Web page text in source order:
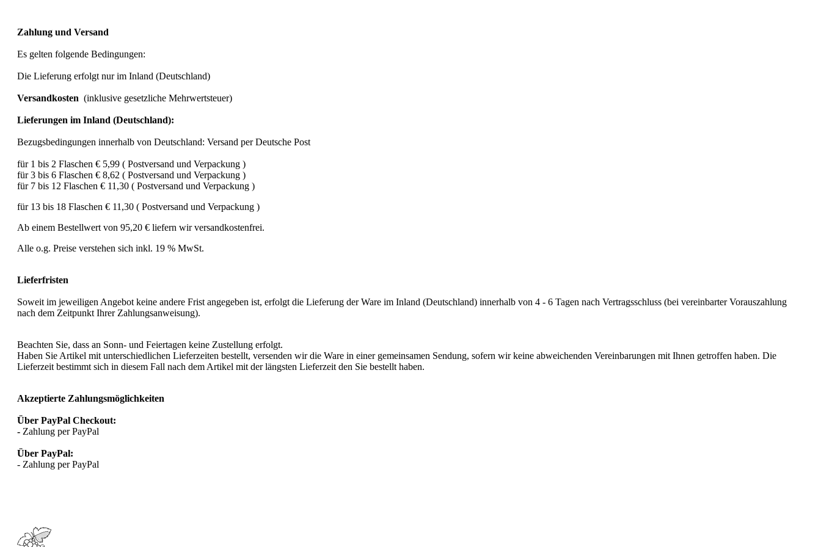
Zahlung und Versand
Es gelten folgende Bedingungen:
Die Lieferung erfolgt nur im Inland (Deutschland)
Versandkosten (inklusive gesetzliche Mehrwertsteuer)
Lieferungen im Inland (Deutschland):
Bezugsbedingungen innerhalb von Deutschland: Versand per Deutsche Post
für 1 bis 2 Flaschen € 5,99 ( Postversand und Verpackung )
für 3 bis 6 Flaschen € 8,62 ( Postversand und Verpackung )
für 7 bis 12 Flaschen € 11,30 ( Postversand und Verpackung )
für 13 bis 18 Flaschen € 11,30 ( Postversand und Verpackung )
Ab einem Bestellwert von 95,20 € liefern wir versandkostenfrei.
Alle o.g. Preise verstehen sich inkl. 19 % MwSt.
Lieferfristen
Soweit im jeweiligen Angebot keine andere Frist angegeben ist, erfolgt die Lieferung der Ware im Inland (Deutschland) innerhalb von 4 - 6 Tagen nach Vertragsschluss (bei vereinbarter Vorauszahlung
nach dem Zeitpunkt Ihrer Zahlungsanweisung).
Beachten Sie, dass an Sonn- und Feiertagen keine Zustellung erfolgt.
Haben Sie Artikel mit unterschiedlichen Lieferzeiten bestellt, versenden wir die Ware in einer gemeinsamen Sendung, sofern wir keine abweichenden Vereinbarungen mit Ihnen getroffen haben. Die
Lieferzeit bestimmt sich in diesem Fall nach dem Artikel mit der längsten Lieferzeit den Sie bestellt haben.
Akzeptierte Zahlungsmöglichkeiten
Über PayPal Checkout:
- Zahlung per PayPal
Über PayPal:
- Zahlung per PayPal